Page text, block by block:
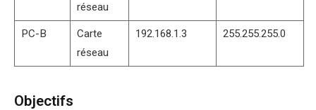
réseau
PC-B
Carte
réseau
192.168.1.3 255.255.255.0
Objectifs